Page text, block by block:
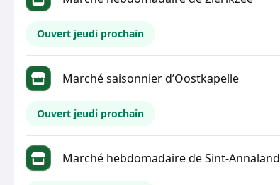
Ouvert jeudi prochain
Marché saisonnier d’Oostkapelle
Ouvert jeudi prochain
Marché hebdomadaire de Sint-Annaland